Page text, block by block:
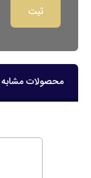
محصولات مشابه